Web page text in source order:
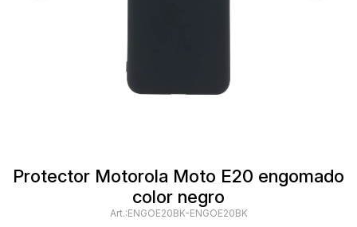
Protector Motorola Moto E20 engomado
color negro
ENGOE20BK-ENGOE20BK